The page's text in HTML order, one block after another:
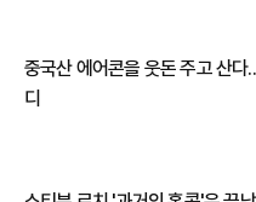
중국산 에어콘을 웃돈 주고 산다
디